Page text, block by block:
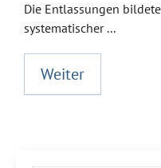
Die Entlassungen
systematischer ...
Weiter